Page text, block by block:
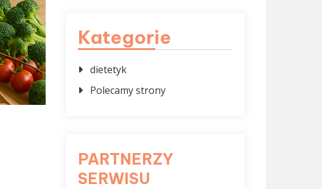
Kategorie
dietetyk
Polecamy strony
PARTNERZY
SERWISU